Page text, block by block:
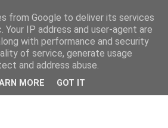
from Google to deliver its services
Your IP address and user-agent are
with performance and security
of service, generate usage
and address abuse.
MORE GOT IT